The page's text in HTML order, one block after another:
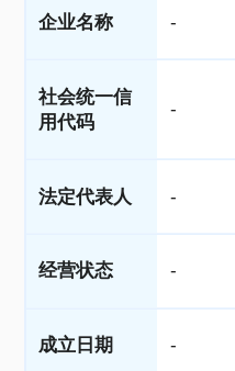
企业名称 -
社会统一信
用代码
-
法定代表人 -
经营状态 -
成立日期 -